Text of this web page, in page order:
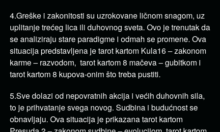
4.Greške i zakonitosti su uzrokovane ličnom snagom, uz
uplitanje trećeg lica ili duhovnog sveta. Ovo je trenutak da
se analiziraju stare paradigme i odmah se promene. Ova
situacija predstavljena je tarot kartom Kula16 – zakonom
karme – razvodom, tarot kartom 8 mačeva – gubitkom i
tarot kartom 8 kupova-onim što treba pustiti.
5.Sve dolazi od nepovratnih akcija i većih duhovnih sila,
to je prihvatanje svega novog. Sudbina i budućnost se
obnavljaju. Ova situacija je prikazana tarot kartom